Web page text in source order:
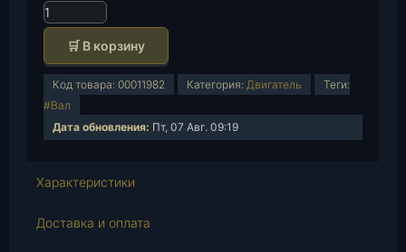
К
о
и
в
т
🛒 В корзину
Код товара: 00011982 Категория: Двигатель
Теги:
#Вал
Дата обновления: Пт, 07 Авг. 09:19
Характеристики
Доставка и оплата